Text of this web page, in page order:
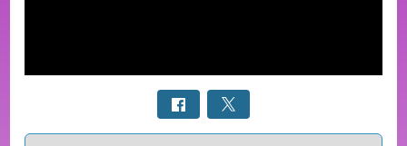
Select a tab